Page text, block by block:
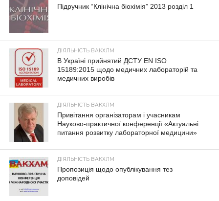
Підручник “Клінічна біохімія” 2013 розділ 1
ДІЯЛЬНІСТЬ ВАКХЛМ
В Україні прийнятий ДСТУ EN ISO
15189:2015 щодо медичних лабораторій та
медичних виробів
ДІЯЛЬНІСТЬ ВАКХЛМ
Привітання організаторам і учасникам
Науково-практичної конференції «Актуальні
питання розвитку лабораторної медицини»
ДІЯЛЬНІСТЬ ВАКХЛМ
Пропозиція щодо опублікування тез
доповідей